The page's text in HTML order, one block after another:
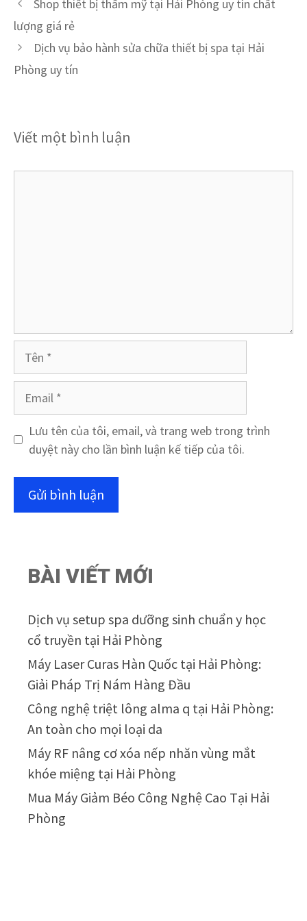
Shop thiết bị thẩm mỹ tại Hải Phòng uy tín chất
lượng giá rẻ
Dịch vụ bảo hành sửa chữa thiết bị spa tại Hải
Phòng uy tín
Viết một bình luận
Lưu tên của tôi, email, và trang web trong trình
duyệt này cho lần bình luận kế tiếp của tôi.
BÀI VIẾT MỚI
Dịch vụ setup spa dưỡng sinh chuẩn y học
cổ truyền tại Hải Phòng
Máy Laser Curas Hàn Quốc tại Hải Phòng:
Giải Pháp Trị Nám Hàng Đầu
Công nghệ triệt lông alma q tại Hải Phòng:
An toàn cho mọi loại da
Máy RF nâng cơ xóa nếp nhăn vùng mắt
khóe miệng tại Hải Phòng
Mua Máy Giảm Béo Công Nghệ Cao Tại Hải
Phòng